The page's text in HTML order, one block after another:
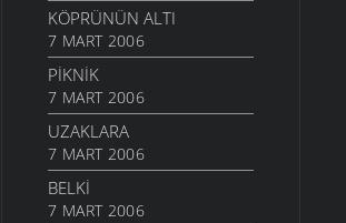
KÖPRÜNÜN ALTI
7 MART 2006
PIKNIK
7 MART 2006
UZAKLARA
7 MART 2006
BELKI
7 MART 2006